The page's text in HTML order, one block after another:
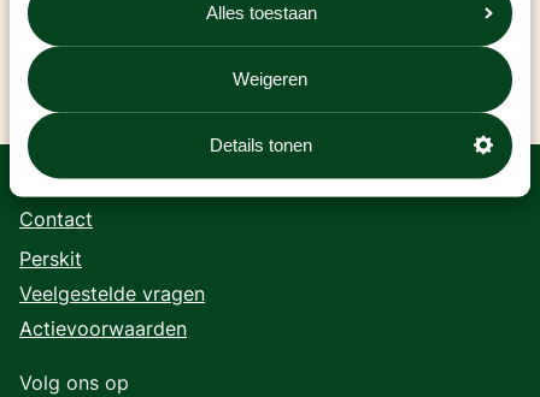
Alles toestaan
Weigeren
Details tonen
Contact
Perskit
Veelgestelde vragen
Actievoorwaarden
Volg ons op